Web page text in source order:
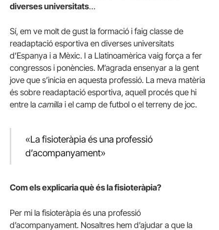
diverses universitats…
Sí, em ve molt de gust la formació i faig classe de
readaptació esportiva en diverses universitats
d’Espanya i a Mèxic. I a Llatinoamèrica vaig força a fer
congressos i ponències. M’agrada ensenyar a la gent
jove que s’inicia en aquesta professió. La meva matèria
és sobre readaptació esportiva, aquell procés que hi
entre la camilla i el camp de futbol o el terreny de joc.
«La fisioteràpia és una professió
d’acompanyament»
Com els explicaria què és la fisioteràpia?
Per mi la fisioteràpia és una professió
d’acompanyament. Nosaltres hem d’ajudar a que la